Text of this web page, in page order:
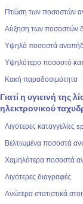
Πτώση των ποσοστών
Αύξηση των ποσοστών
Υψηλά ποσοστά
Υψηλότερο ποσοστό
Κακή παραδοσιμότητα
Γιατί η υγιεινή της
ηλεκτρονικού
Λιγότερες καταγγελίες
Βελτιωμένα ποσοστά
Χαμηλότερα ποσοστά
Λιγότερες διαγραφές
Ανώτερα στατιστικά